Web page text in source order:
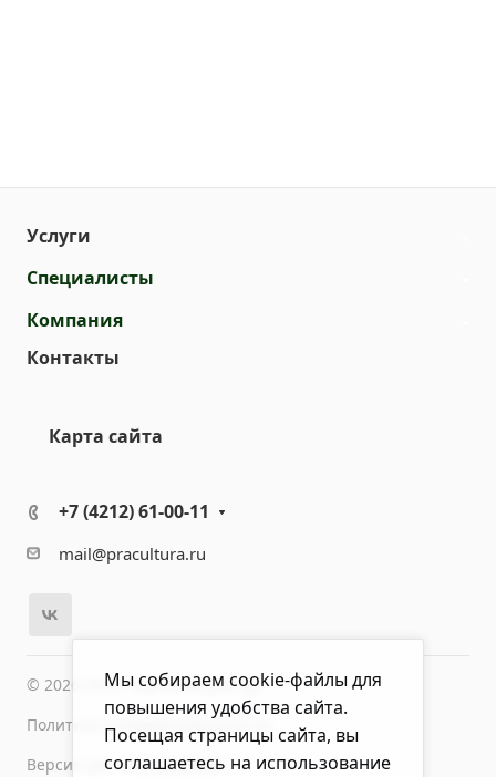
Услуги
Специалисты
Компания
Контакты
Карта сайта
+7 (4212) 61-00-11
mail@pracultura.ru
© 2026 ООО "Хороший Доктор"
Политика конфиденциальности
Версия для слабовидящих
Мы собираем cookie-файлы для
повышения удобства сайта.
Посещая страницы сайта, вы
соглашаетесь на использование